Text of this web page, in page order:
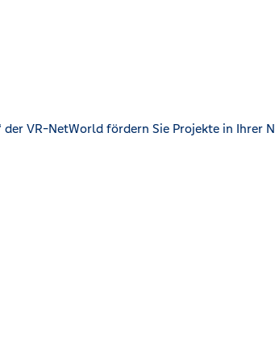
VR-NetWorld fördern Sie Projekte in Ihrer